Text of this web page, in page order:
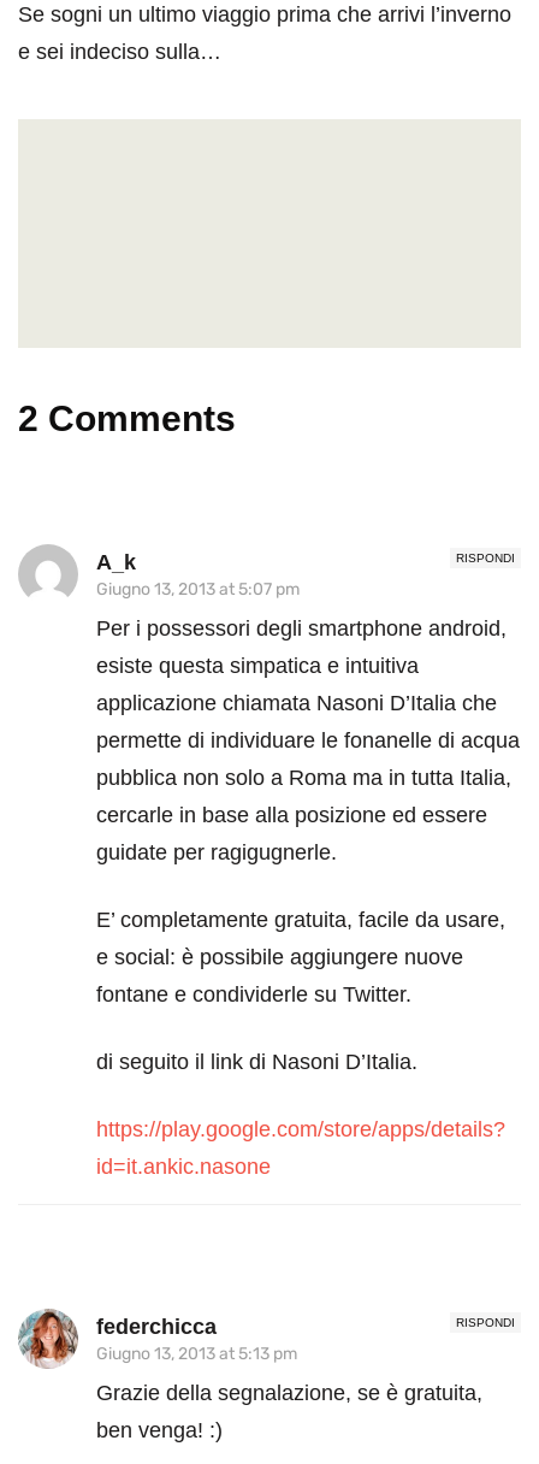
Se sogni un ultimo viaggio prima che arrivi l’inverno
e sei indeciso sulla…
2 Comments
RISPONDI
A_k
Giugno 13, 2013 at 5:07 pm
Per i possessori degli smartphone android,
esiste questa simpatica e intuitiva
applicazione chiamata Nasoni D’Italia che
permette di individuare le fonanelle di acqua
pubblica non solo a Roma ma in tutta Italia,
cercarle in base alla posizione ed essere
guidate per ragigugnerle.
E’ completamente gratuita, facile da usare,
e social: è possibile aggiungere nuove
fontane e condividerle su Twitter.
di seguito il link di Nasoni D’Italia.
https://play.google.com/store/apps/details?
id=it.ankic.nasone
RISPONDI
federchicca
Giugno 13, 2013 at 5:13 pm
Grazie della segnalazione, se è gratuita,
ben venga! :)